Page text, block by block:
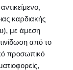
καρδιακής
με άμεση
από το
προσωπικό